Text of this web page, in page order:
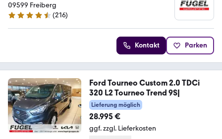
09599 Freiberg
4.4 Sterne
(216)
Kontakt Parken
Ford Tourneo Custom 2.0 TDCi
320 L2 Tourneo Trend 9S|
Lieferung möglich
28.995 €
ggf. zzgl. Lieferkosten